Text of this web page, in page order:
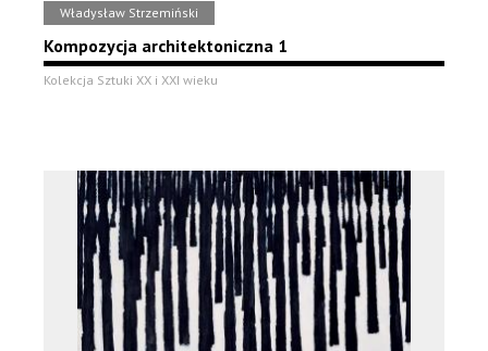
Władysław Strzemiński
Kompozycja architektoniczna 1
Kolekcja Sztuki XX i XXI wieku